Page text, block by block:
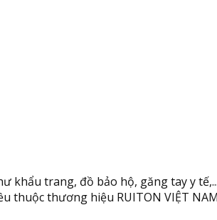
khẩu trang, đồ bảo hộ, găng tay y
thuộc thương hiệu RUITON VIỆT